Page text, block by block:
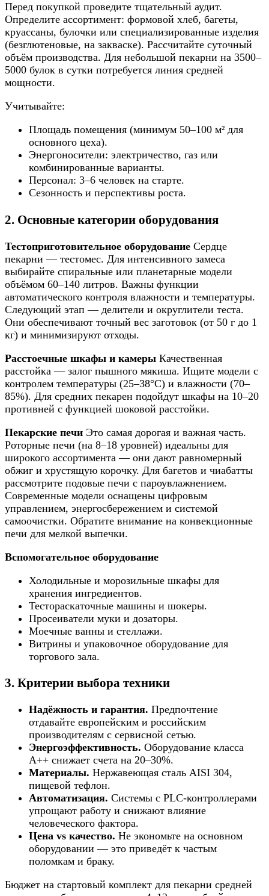
Перед покупкой проведите тщательный аудит.
Определите ассортимент: формовой хлеб, багеты,
круассаны, булочки или специализированные изделия
(безглютеновые, на закваске). Рассчитайте суточный
объём производства. Для небольшой пекарни на 3500–
5000 булок в сутки потребуется линия средней
мощности.
Учитывайте:
Площадь помещения (минимум 50–100 м² для
основного цеха).
Энергоносители: электричество, газ или
комбинированные варианты.
Персонал: 3–6 человек на старте.
Сезонность и перспективы роста.
2. Основные категории оборудования
Тестоприготовительное оборудование Сердце
пекарни — тестомес. Для интенсивного замеса
выбирайте спиральные или планетарные модели
объёмом 60–140 литров. Важны функции
автоматического контроля влажности и температуры.
Следующий этап — делители и округлители теста.
Они обеспечивают точный вес заготовок (от 50 г до 1
кг) и минимизируют отходы.
Расстоечные шкафы и камеры Качественная
расстойка — залог пышного мякиша. Ищите модели с
контролем температуры (25–38°C) и влажности (70–
85%). Для средних пекарен подойдут шкафы на 10–20
противней с функцией шоковой расстойки.
Пекарские печи Это самая дорогая и важная часть.
Роторные печи (на 8–18 уровней) идеальны для
широкого ассортимента — они дают равномерный
обжиг и хрустящую корочку. Для багетов и чиабатты
рассмотрите подовые печи с пароувлажнением.
Современные модели оснащены цифровым
управлением, энергосбережением и системой
самоочистки. Обратите внимание на конвекционные
печи для мелкой выпечки.
Вспомогательное оборудование
Холодильные и морозильные шкафы для
хранения ингредиентов.
Тестораскаточные машины и шокеры.
Просеиватели муки и дозаторы.
Моечные ванны и стеллажи.
Витрины и упаковочное оборудование для
торгового зала.
3. Критерии выбора техники
Надёжность и гарантия. Предпочтение
отдавайте европейским и российским
производителям с сервисной сетью.
Энергоэффективность. Оборудование класса
А++ снижает счета на 20–30%.
Материалы. Нержавеющая сталь AISI 304,
пищевой тефлон.
Автоматизация. Системы с PLC-контроллерами
упрощают работу и снижают влияние
человеческого фактора.
Цена vs качество. Не экономьте на основном
оборудовании — это приведёт к частым
поломкам и браку.
Бюджет на стартовый комплект для пекарни средней